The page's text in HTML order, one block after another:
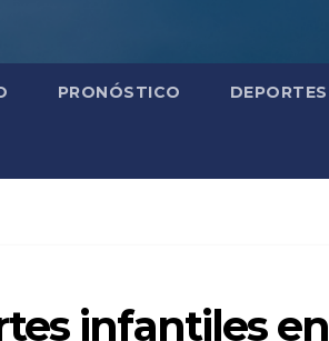
PRONÓSTICO DEPORTES
infantiles en